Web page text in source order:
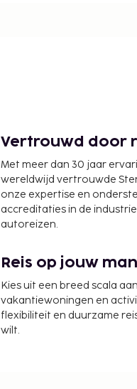
Vertrouwd door
Met meer dan 30 jaar
wereldwijd vertrouwde
onze expertise en
accreditaties in de
autoreizen.
Reis op jouw
Kies uit een breed scala
vakantiewoningen en
flexibiliteit en duurzame
wilt.